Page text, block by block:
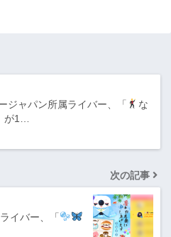
ジャパン所属ライバー、「
な
が1…
次の記事
イバー、「